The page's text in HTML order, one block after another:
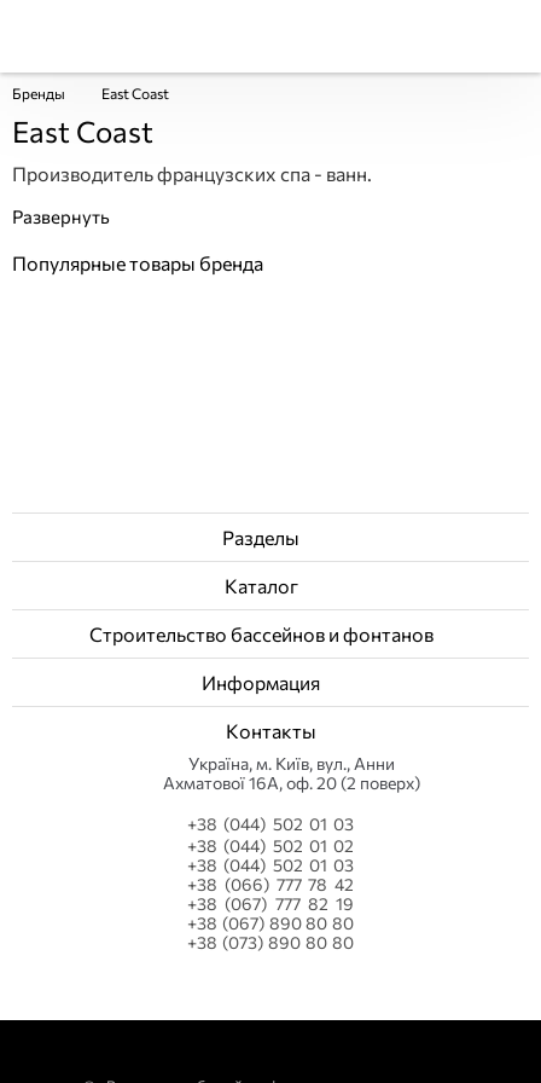
Бренды East Coast
East Coast
Производитель французских спа - ванн.
Популярные товары бренда
Разделы
Каталог
Строительство бассейнов и фонтанов
Информация
Контакты
Українa, м. Київ, вул., Анни
Ахматової 16А, оф. 20 (2 поверх)
+38 (044) 502 01 03
+38 (044) 502 01 02
+38 (044) 502 01 03
+38 (066) 777 78 42
+38 (067) 777 82 19
+38 (067) 890 80 80
+38 (073) 890 80 80